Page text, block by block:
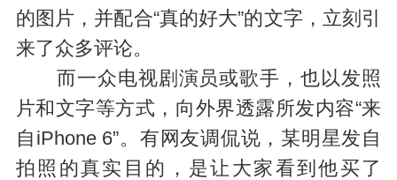
的图片，并配合“真的好大”的文字，立刻引
来了众多评论。
而一众电视剧演员或歌手，也以发照
片和文字等方式，向外界透露所发内容“来
自iPhone 6”。有网友调侃说，某明星发自
拍照的真实目的，是让大家看到他买了